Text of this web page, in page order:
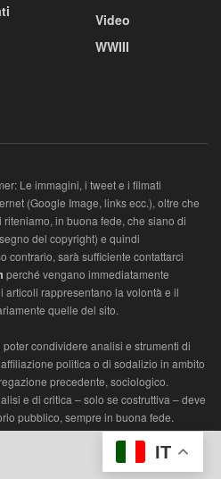
Video
WWIII
Le immagini, i tweet e i filmati
(Google Image, links ecc.), oltre che
in buona fede, che siano di
del copyright) e quindi
contrario, sarà sufficiente contattarci
perché vengano immediatamente
rappresentano la volontà e il
quelle del sito.
condividere analisi e strumenti di
politica o di sodalizio in ambito
precedente, sociologico.
e di critica – solo se costruttiva – deve
pubblico, sempre in buona fede.
lo scopo di di analizzare la società
IT